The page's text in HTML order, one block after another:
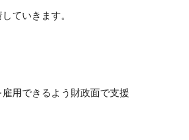
ていきます。
用できるよう財政面で支援